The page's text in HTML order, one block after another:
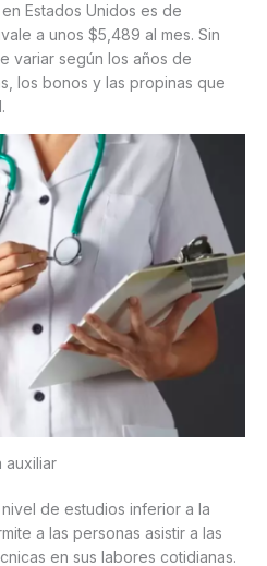
Estados Unidos es de
a unos $5,489 al mes. Sin
variar según los años de
los bonos y las propinas que
auxiliar
de estudios inferior a la
a las personas asistir a las
en sus labores cotidianas.